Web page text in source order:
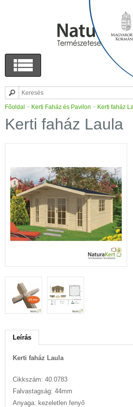
Főoldal > Kerti Faház és Pavilon > Kerti faház
Kerti faház Laula
Leírás
Kerti faház Laula
Cikkszám: 40.0783
Falvastagság: 44mm
Anyaga: kezeletlen fenyő